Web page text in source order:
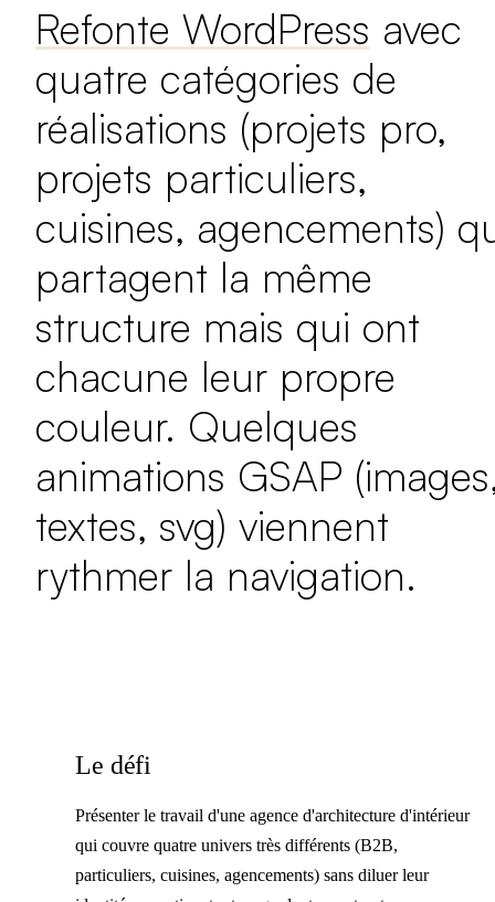
Refonte WordPress avec
quatre catégories de
réalisations (projets pro,
projets particuliers,
cuisines, agencements)
partagent la même
structure mais qui ont
chacune leur propre
couleur. Quelques
animations GSAP
textes, svg) viennent
rythmer la navigation.
Le défi
Présenter le travail d'une agence d'architecture d'intérieur
qui couvre quatre univers très différents (B2B,
particuliers, cuisines, agencements) sans diluer leur